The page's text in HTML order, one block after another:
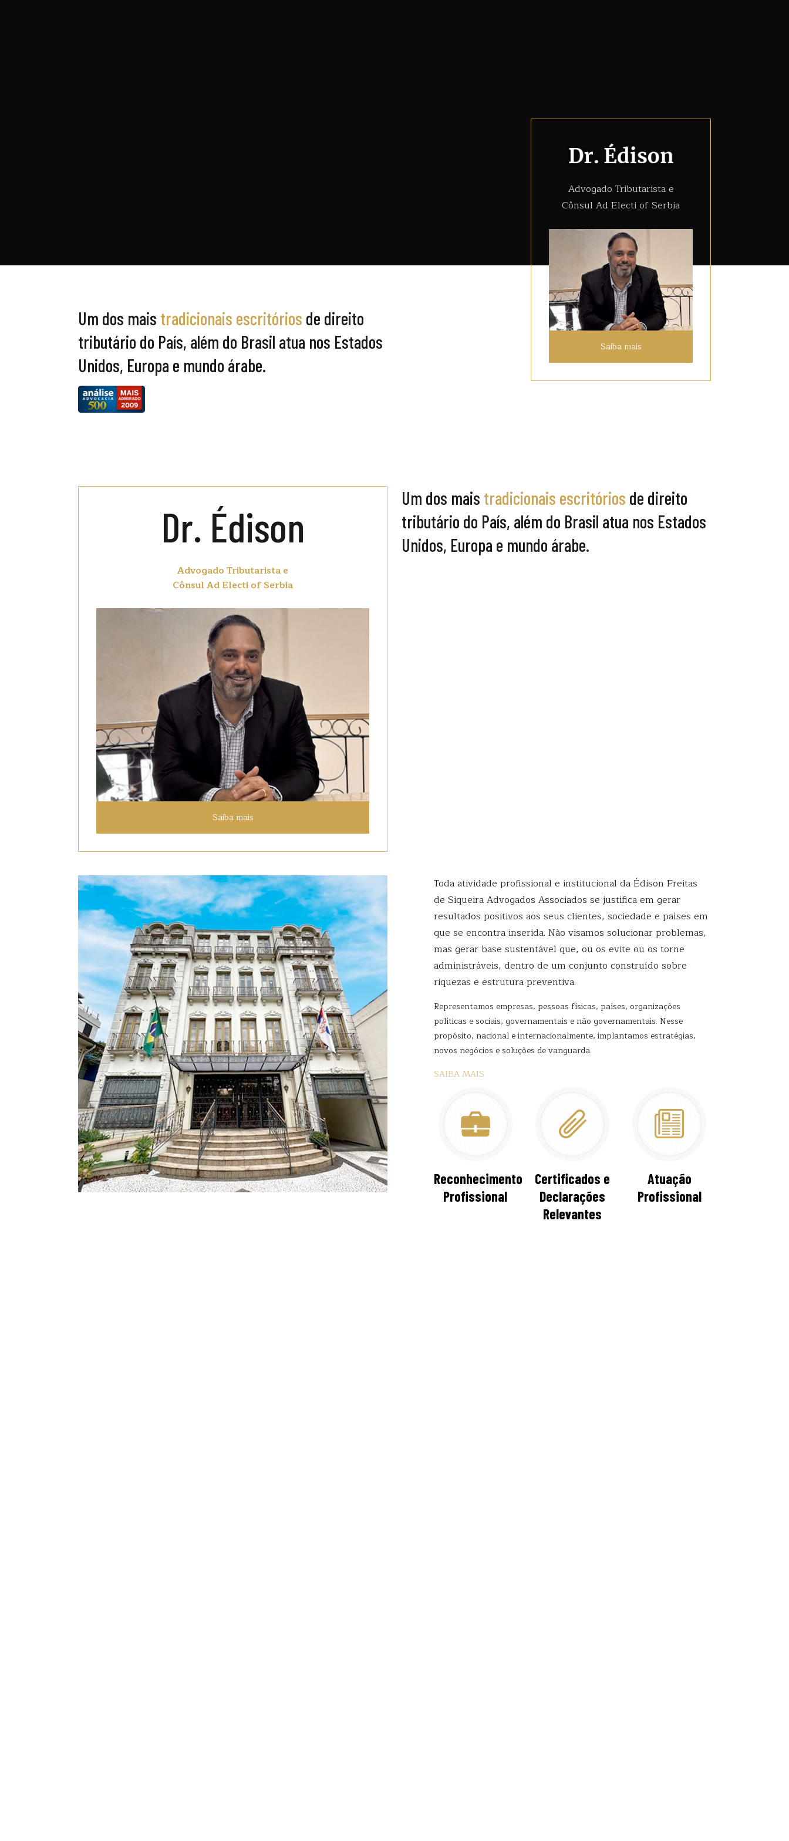
Um dos mais tradicionais escritórios de direito
tributário do País, além do Brasil atua nos Estados
Unidos, Europa e mundo árabe.
Advogado Tributarista e
Cônsul Ad Electi of Serbia
Saiba mais
Dr. Édison
Advogado Tributarista e
Cônsul Ad Electi of Serbia
Saiba mais
Um dos mais tradicionais escritórios de direito
tributário do País, além do Brasil atua nos Estados
Unidos, Europa e mundo árabe.
Toda atividade profissional e institucional da Édison Freitas
de Siqueira Advogados Associados se justifica em gerar
resultados positivos aos seus clientes, sociedade e países em
que se encontra inserida. Não visamos solucionar problemas,
mas gerar base sustentável que, ou os evite ou os torne
administráveis, dentro de um conjunto construído sobre
riquezas e estrutura preventiva.
Representamos empresas, pessoas físicas, países, organizações
políticas e sociais, governamentais e não governamentais. Nesse
propósito, nacional e internacionalmente, implantamos estratégias,
novos negócios e soluções de vanguarda.
SAIBA MAIS
Reconhecimento
Profissional
Certificados e
Declarações
Relevantes
Atuação
Profissional